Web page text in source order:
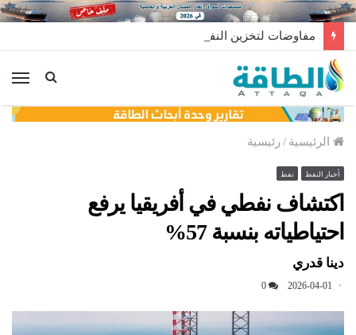
مفاوضات لتخزين النفط العراقي في الخارج
الرئيسية /رئيسية
أخبار النفط نفط
اكتشاف نفطي في أفريقيا يرفع
احتياطياته بنسبة 57%
دينا قدري
2026-04-01
0